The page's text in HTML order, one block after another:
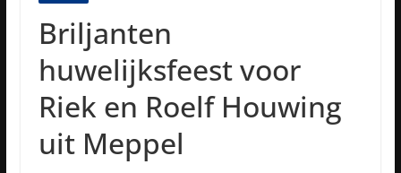
Briljanten
huwelijksfeest voor
Riek en Roelf Houwing
uit Meppel